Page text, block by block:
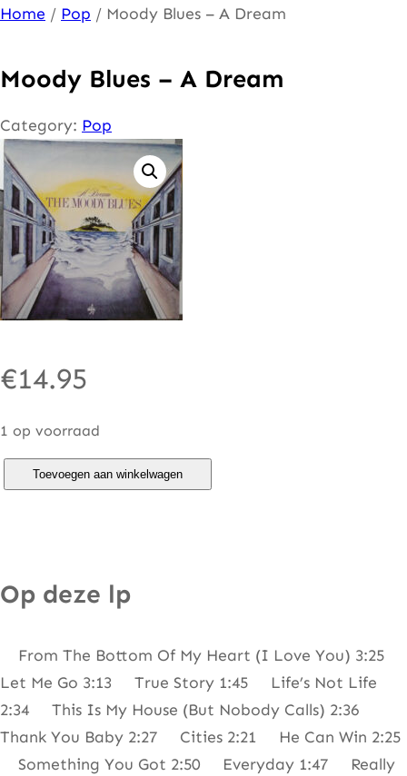
Ga
de
inhoud
Home / Pop / Moody Blues – A Dream
Moody Blues – A Dream
Category: Pop
€14.95
1 op voorraad
B
e
s
–
Toevoegen aan winkelwagen
Op deze lp
From The Bottom Of My Heart (I Love You) 3:25
Let Me Go 3:13 True Story 1:45 Life’s Not Life
2:34 This Is My House (But Nobody Calls) 2:36
Thank You Baby 2:27 Cities 2:21 He Can Win 2:25
Something You Got 2:50 Everyday 1:47 Really